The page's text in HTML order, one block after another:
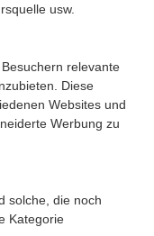
usw.
relevante
Diese
Websites und
Werbung zu
solche, die noch
Kategorie